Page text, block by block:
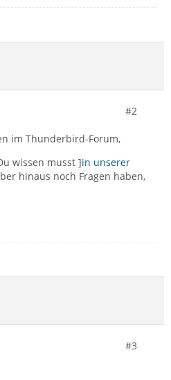
#2
im Thunderbird-Forum,
wissen musst ]in unserer
hinaus noch Fragen haben,
#3